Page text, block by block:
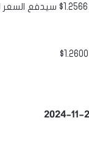
المتوسط المتحرك 50 يدعم الانخفاض